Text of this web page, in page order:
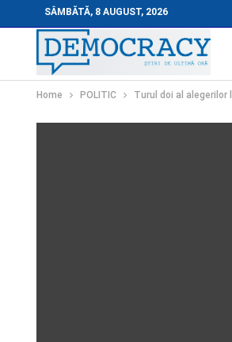
SÂMBĂTĂ, 8 AUGUST, 2026
Home POLITIC Turul doi al alegerilor